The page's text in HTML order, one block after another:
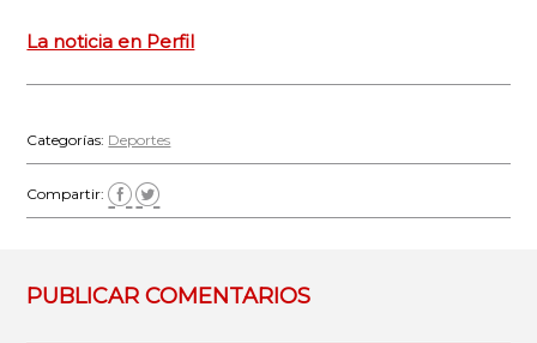
La noticia en Perfil
Categorías: Deportes
Compartir:
PUBLICAR COMENTARIOS